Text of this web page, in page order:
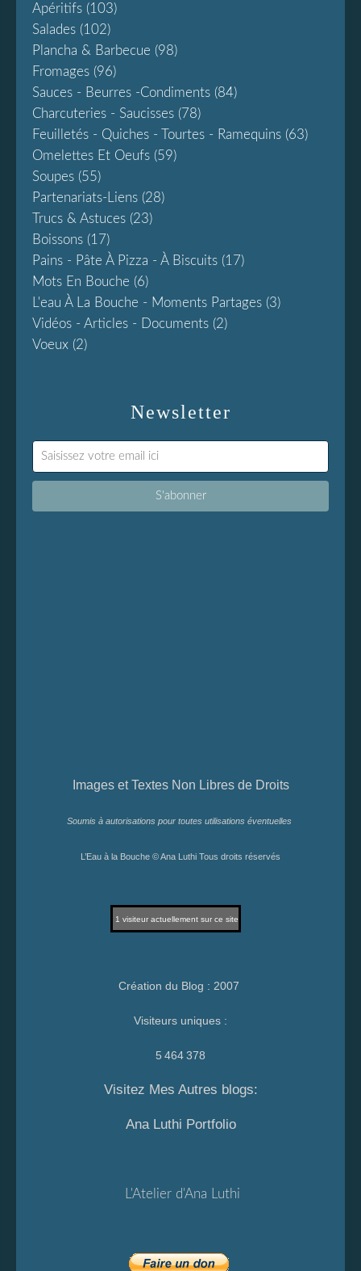
Newsletter
Apéritifs (103)
Salades (102)
Plancha & Barbecue (98)
Fromages (96)
Sauces - Beurres -condiments (84)
Charcuteries - Saucisses (78)
Feuilletés - Quiches - Tourtes - Ramequins (63)
Omelettes Et Oeufs (59)
Soupes (55)
Partenariats-Liens (28)
Trucs & Astuces (23)
Boissons (17)
Pains - Pâte À Pizza - À Biscuits (17)
Mots En Bouche (6)
L'eau À La Bouche - Moments Partages (3)
Vidéos - Articles - Documents (2)
Voeux (2)
Images et Textes Non Libres de Droits
Soumis à autorisations pour toutes utilisations éventuelles
L’Eau à la Bouche © Ana Luthi Tous droits réservés
1 visiteur actuellement sur ce site
Création du Blog : 2007
Visiteurs uniques :
5 464 378
Visitez Mes Autres blogs:
Ana Luthi Portfolio
L'Atelier d'Ana Luthi